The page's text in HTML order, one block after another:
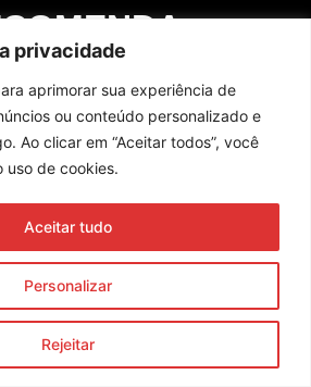
privacidade
aprimorar sua experiência de
ou conteúdo personalizado e
Ao clicar em “Aceitar todos”, você
uso de cookies.
Personalizar
Rejeitar
Aceitar tudo
Agenda de Julho
Leia mais »